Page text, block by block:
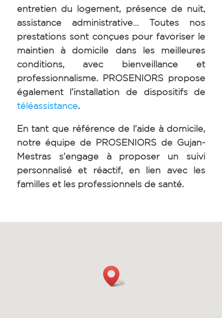
entretien du logement, présence de nuit,
assistance administrative… Toutes nos
prestations sont conçues pour favoriser le
maintien à domicile dans les meilleures
conditions, avec bienveillance et
professionnalisme. PROSENIORS propose
également l’installation de dispositifs de
téléassistance.
En tant que référence de l’aide à domicile,
notre équipe de PROSENIORS de Gujan-
Mestras s’engage à proposer un suivi
personnalisé et réactif, en lien avec les
familles et les professionnels de santé.